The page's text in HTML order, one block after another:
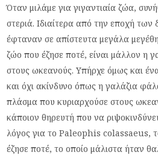
Όταν μιλάμε για γιγαντιαία ζώα,
στεριά. Ιδιαίτερα από την εποχή
έφταναν σε απίστευτα μεγάλα
ζώο που έζησε ποτέ, είναι μάλλον η
στους ωκεανούς. Υπήρχε όμως και
και όχι ακίνδυνο όπως η γαλάζια
πλάσμα που κυριαρχούσε στους
κάποιον θηρευτή που να
λόγος για το Paleophis colassaeus,
έζησε ποτέ, το οποίο μάλιστα ήταν